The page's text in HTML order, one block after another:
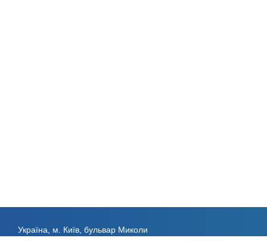
Україна, м. Київ, бульвар Миколи